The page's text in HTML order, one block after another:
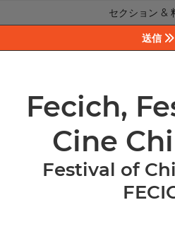
セクション &
送信
Fecich,
Cine
Festival of